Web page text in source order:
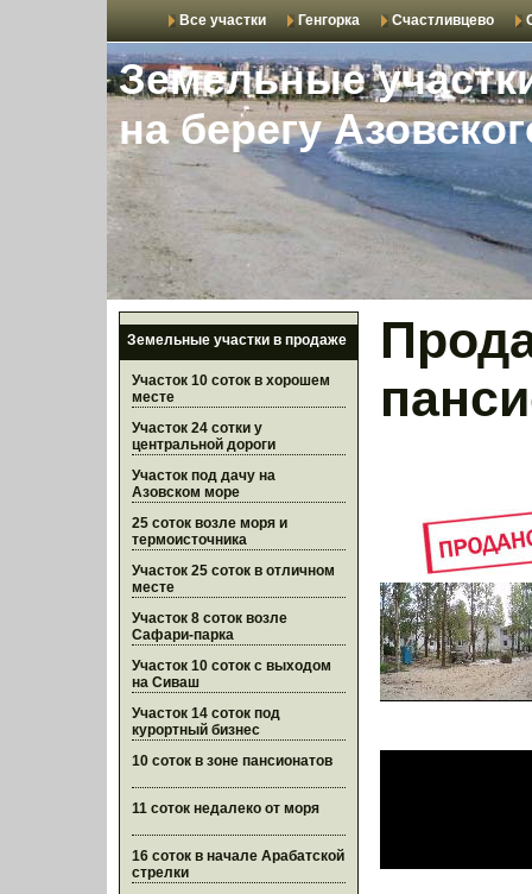
Все участки Генгорка Счастливцево
Земельные
на берегу
Земельные участки в продаже
Участок 10 соток в хорошем
месте
Участок 24 сотки у
центральной дороги
Участок под дачу на
Азовском море
25 соток возле моря и
термоисточника
Участок 25 соток в отличном
месте
Участок 8 соток возле
Сафари-парка
Участок 10 соток с выходом
на Сиваш
Участок 14 соток под
курортный бизнес
10 соток в зоне пансионатов
11 соток недалеко от моря
16 соток в начале Арабатской
стрелки